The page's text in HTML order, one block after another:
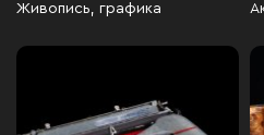
Живопись, графика